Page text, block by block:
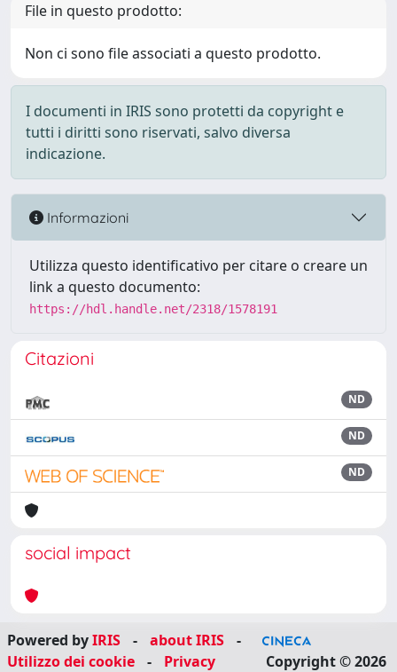
File in questo prodotto:
Non ci sono file associati a questo prodotto.
I documenti in IRIS sono protetti da copyright e
tutti i diritti sono riservati, salvo diversa
indicazione.
Informazioni
Utilizza questo identificativo per citare o creare un
link a questo documento:
https://hdl.handle.net/2318/1578191
Citazioni
ND
ND
ND
social impact
Powered byIRIS - about IRIS
-
Utilizzo dei cookie
- Privacy Copyright © 2026